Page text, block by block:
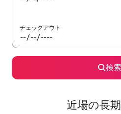
チェックアウト
検索
近場の長